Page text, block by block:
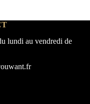
lundi au vendredi de